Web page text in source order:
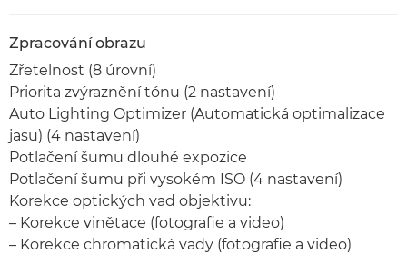
Zpracování obrazu
Zřetelnost (8 úrovní)
Priorita zvýraznění tónu (2 nastavení)
Auto Lighting Optimizer (Automatická optimalizace
jasu) (4 nastavení)
Potlačení šumu dlouhé expozice
Potlačení šumu při vysokém ISO (4 nastavení)
Korekce optických vad objektivu:
– Korekce vinětace (fotografie a video)
– Korekce chromatická vady (fotografie a video)